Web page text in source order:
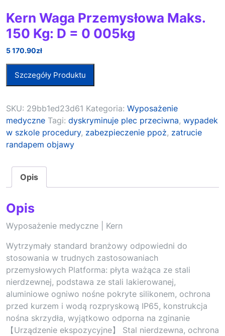
Kern Waga Przemysłowa Maks.
150 Kg: D = 0 005kg
5 170.90zł
Szczegóły Produktu
SKU: 29bb1ed23d61 Kategoria: Wyposażenie
medyczne Tagi: dyskryminuje plec przeciwna, wypadek
w szkole procedury, zabezpieczenie ppoż, zatrucie
randapem objawy
Opis
Opis
Wyposażenie medyczne | Kern
Wytrzymały standard branżowy odpowiedni do
stosowania w trudnych zastosowaniach
przemysłowych Platforma: płyta ważąca ze stali
nierdzewnej, podstawa ze stali lakierowanej,
aluminiowe ogniwo nośne pokryte silikonem, ochrona
przed kurzem i wodą rozpryskową IP65, konstrukcja
nośna skrzydła, wyjątkowo odporna na zginanie
【Urządzenie ekspozycyjne】 Stal nierdzewna, ochrona